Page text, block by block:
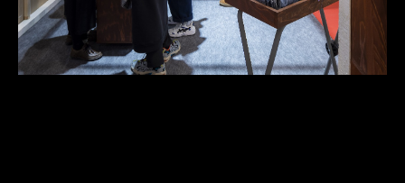
©2014-2026 sitateru Inc.